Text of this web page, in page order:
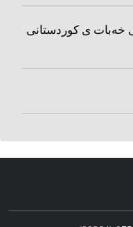
خه‌بات ی کوردستانی